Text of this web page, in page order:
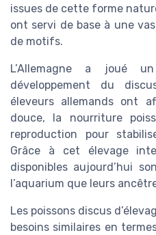
issues de cette forme
ont servi de base à une
de motifs.
L’Allemagne a joué
développement du
éleveurs allemands ont
douce, la nourriture
reproduction pour
Grâce à cet élevage
disponibles aujourd’hui
l’aquarium que leurs
Les poissons discus
besoins similaires en